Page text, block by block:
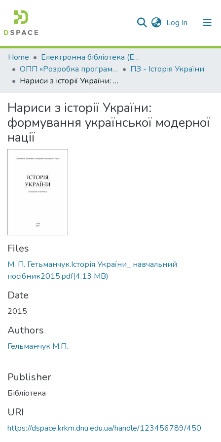
Log In (current)
Communities & Collections
All of DSpace
Home
Електронна бібліотека (E-Book)
ОПП «Розробка програмного забезпечення»
ПЗ - Історія України
Нариси з історії України: формування української модерної нації
Нариси з історії України:
формування української модерної
нації
Files
М. П. Гетьманчук.Історія України_ навчальний
посібник2015.pdf(4.13 MB)
Date
2015
Authors
Гельманчук М.П.
Publisher
Бібліотека
URI
https://dspace.krkm.dnu.edu.ua/handle/123456789/450